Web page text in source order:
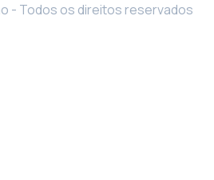
- Todos os direitos reservados